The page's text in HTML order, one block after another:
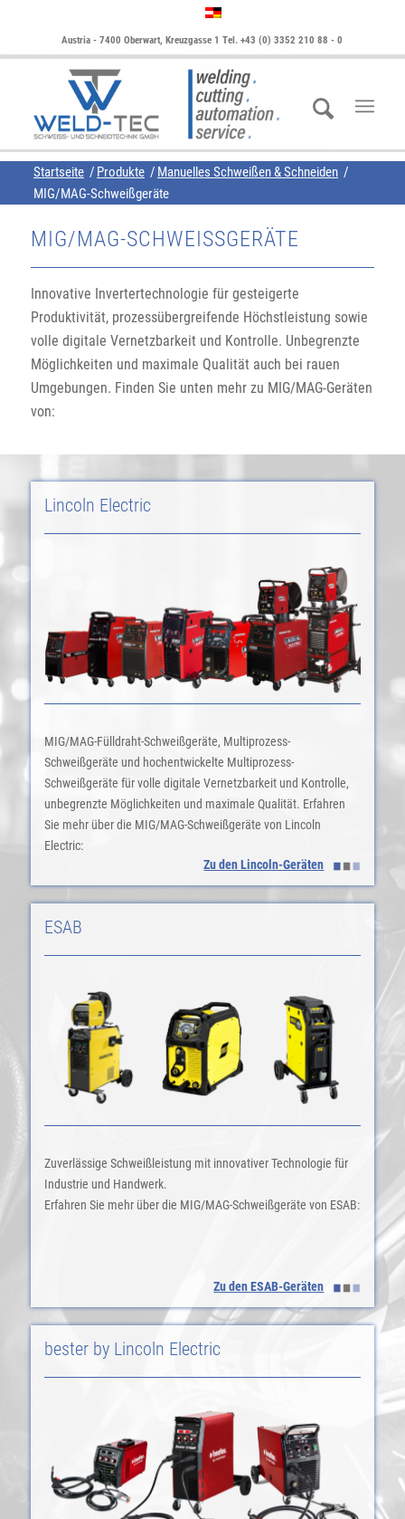
Austria - 7400 Oberwart, Kreuzgasse 1 Tel. +43 (0) 3352 210 88 - 0
Startseite / Produkte / Manuelles Schweißen & Schneiden /
MIG/MAG-Schweißgeräte
MIG/MAG-SCHWEISSGERÄTE
Innovative Invertertechnologie für gesteigerte
Produktivität, prozessübergreifende Höchstleistung sowie
volle digitale Vernetzbarkeit und Kontrolle. Unbegrenzte
Möglichkeiten und maximale Qualität auch bei rauen
Umgebungen. Finden Sie unten mehr zu MIG/MAG-Geräten
von:
Lincoln Electric
MIG/MAG-Fülldraht-Schweißgeräte, Multiprozess-
Schweißgeräte und hochentwickelte Multiprozess-
Schweißgeräte für volle digitale Vernetzbarkeit und Kontrolle,
unbegrenzte Möglichkeiten und maximale Qualität. Erfahren
Sie mehr über die MIG/MAG-Schweißgeräte von Lincoln
Electric:
Zu den Lincoln-Geräten
ESAB
Zuverlässige Schweißleistung mit innovativer Technologie für
Industrie und Handwerk.
Erfahren Sie mehr über die MIG/MAG-Schweißgeräte von ESAB:
Zu den ESAB-Geräten
bester by Lincoln Electric